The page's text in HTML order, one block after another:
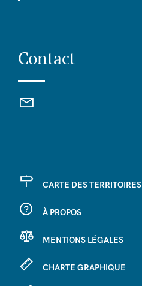
Contact
CARTE DES TERRITOIRES
À PROPOS
MENTIONS LÉGALES
CHARTE GRAPHIQUE